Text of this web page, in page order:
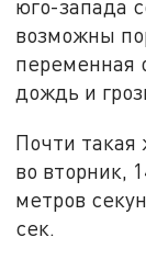
юго-запада
возможны
переменная
дождь и
Почти такая
во вторник,
метров
сек.